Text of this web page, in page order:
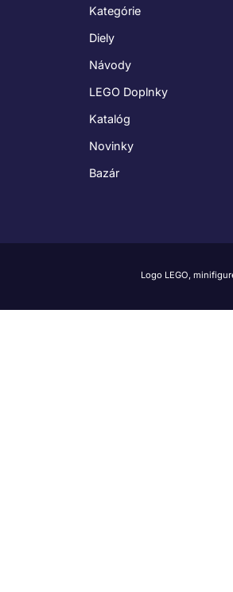
Kategórie
Diely
Návody
LEGO Doplnky
Katalóg
Novinky
Bazár
Logo LEGO,